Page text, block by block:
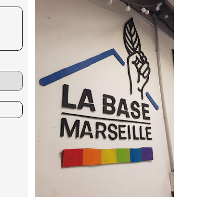
Outlook Live